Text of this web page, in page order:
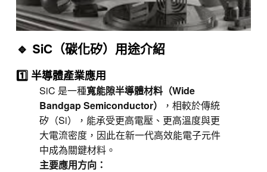
🔹 SiC（碳化矽）用途介紹
1️⃣ 半導體產業應用
SiC 是一種寬能隙半導體材料（Wide
Bandgap Semiconductor）
，相較於傳統
矽（Si），能承受更高電壓、更高溫度與更
大電流密度，因此在新一代高效能電子元件
中成為關鍵材料。
主要應用方向：